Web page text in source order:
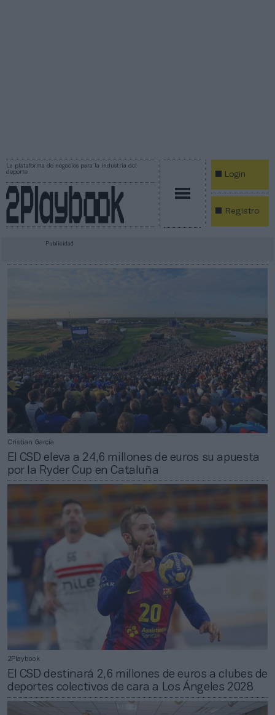
La plataforma de negocios para la industria del
deporte
Login
Registro
Publicidad
Cristian García
El CSD eleva a 24,6 millones de euros su apuesta
por la Ryder Cup en Cataluña
2Playbook
El CSD destinará 2,6 millones de euros a clubes de
deportes colectivos de cara a Los Ángeles 2028